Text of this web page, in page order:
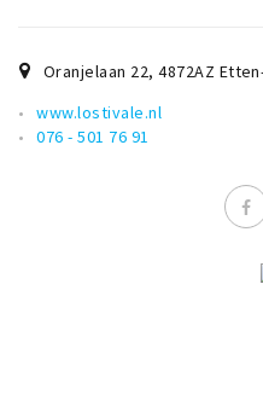
Inloggen
Oranjelaan 22,4872AZ
www.lostivale.nl
076 - 501 76 91